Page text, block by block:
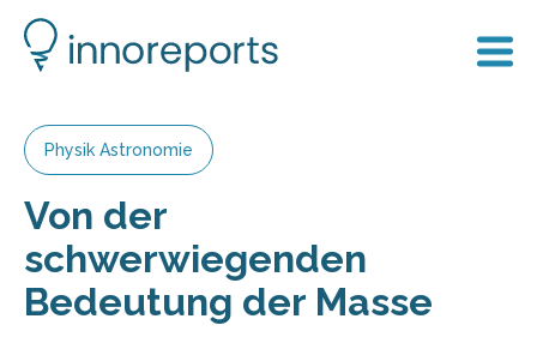
Physik Astronomie
Von der
schwerwiegenden
Bedeutung der Masse